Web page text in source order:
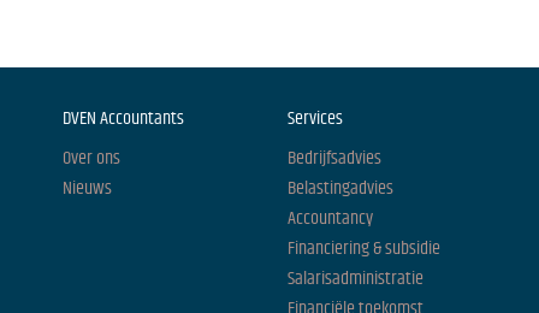
DVEN Accountants
Over ons
Nieuws
Services
Bedrijfsadvies
Belastingadvies
Accountancy
Financiering & subsidie
Salarisadministratie